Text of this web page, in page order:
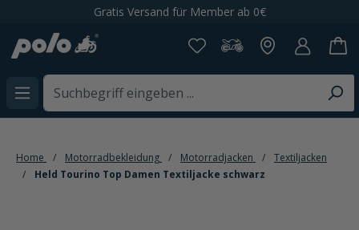
Gratis Versand für Member ab 0€
Home Motorradbekleidung Motorradjacken
Textiljacken
Held Tourino Top Damen Textiljacke schwarz